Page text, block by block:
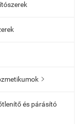

és párásító